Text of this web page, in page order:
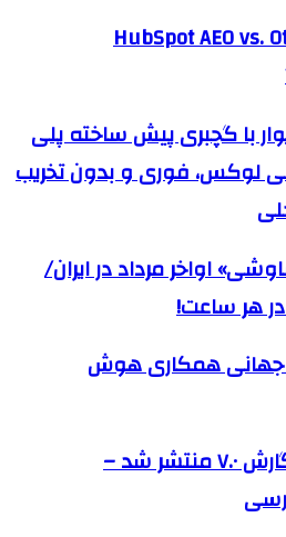
HubSpot AEO vs.
با گچبری پیش ساخته پلی
لوکس، فوری و بدون تخریب
اواخر مرداد در ایران/
جهانی همکاری هوش
وردپرس فارسی نگارش ۷.۰ منتشر شد –